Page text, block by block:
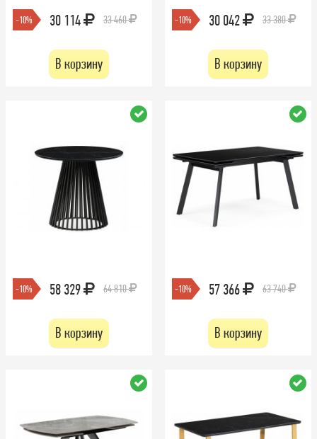
-10% 30 114 33 460
В корзину
-10% 30 042 33 380
В корзину
-10% 58 329 64 810
В корзину
-10% 57 366 63 740
В корзину